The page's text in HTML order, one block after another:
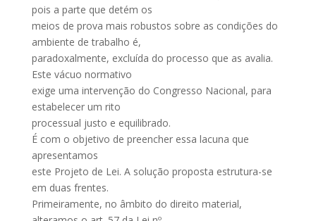
pois a parte que detém os
meios de prova mais robustos sobre as condições do
ambiente de trabalho é,
paradoxalmente, excluída do processo que as avalia.
Este vácuo normativo
exige uma intervenção do Congresso Nacional, para
estabelecer um rito
processual justo e equilibrado.
É com o objetivo de preencher essa lacuna que
apresentamos
este Projeto de Lei. A solução proposta estrutura-se
em duas frentes.
Primeiramente, no âmbito do direito material,